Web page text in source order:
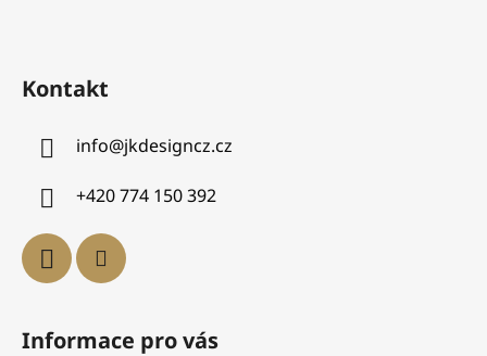
Kontakt
info@jkdesigncz.cz
+420 774 150 392
Informace pro vás